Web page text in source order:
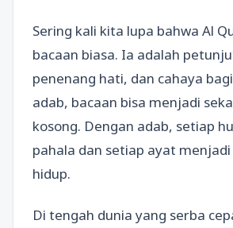
Sering kali kita lupa bahwa Al
bacaan biasa. Ia adalah
penenang hati, dan cahaya
adab, bacaan bisa menjadi
kosong. Dengan adab, setiap
pahala dan setiap ayat
hidup.
Di tengah dunia yang serba